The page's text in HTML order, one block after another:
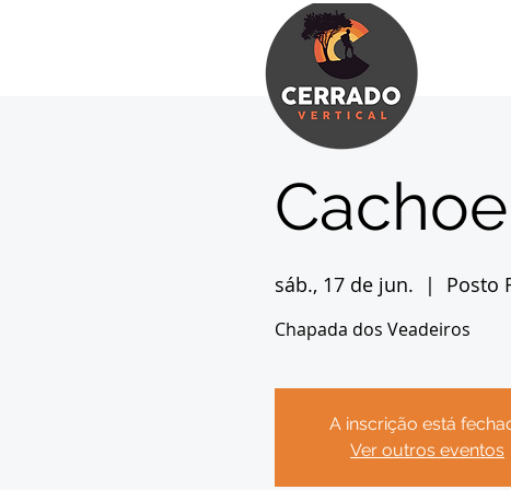
sáb., 17 de jun.
  |
Posto
Chapada dos Veadeiros
A inscrição está
Ver outros eventos